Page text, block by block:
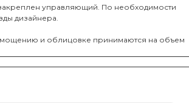
управляющий. По необходимости
дизайнера.
мощению и облицовке принимаются на объем